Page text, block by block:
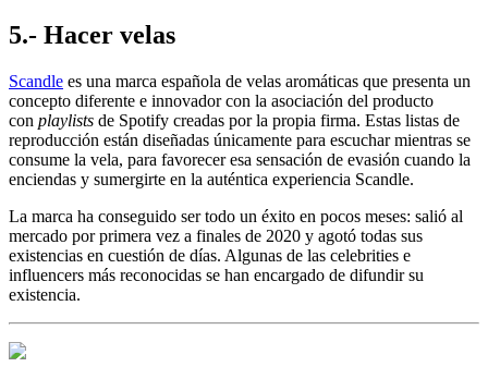
5.- Hacer velas
Scandle es una marca española de velas aromáticas que presenta un
concepto diferente e innovador con la asociación del producto
con playlists de Spotify creadas por la propia firma. Estas listas de
reproducción están diseñadas únicamente para escuchar mientras se
consume la vela, para favorecer esa sensación de evasión cuando la
enciendas y sumergirte en la auténtica experiencia Scandle.
La marca ha conseguido ser todo un éxito en pocos meses: salió al
mercado por primera vez a finales de 2020 y agotó todas sus
existencias en cuestión de días. Algunas de las celebrities e
influencers más reconocidas se han encargado de difundir su
existencia.